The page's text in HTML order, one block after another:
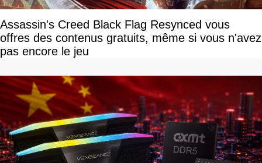
Assassin's Creed Black Flag Resynced vous
offres des contenus gratuits, même si vous n'avez
pas encore le jeu